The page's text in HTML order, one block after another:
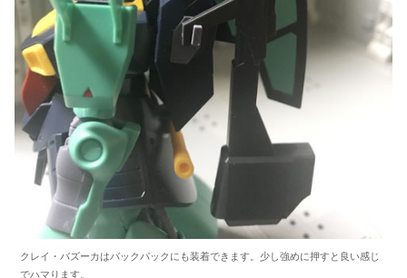
クレイ・バズーカはバックパックにも装着できます。少し強めに押すと良い感じ
でハマります。